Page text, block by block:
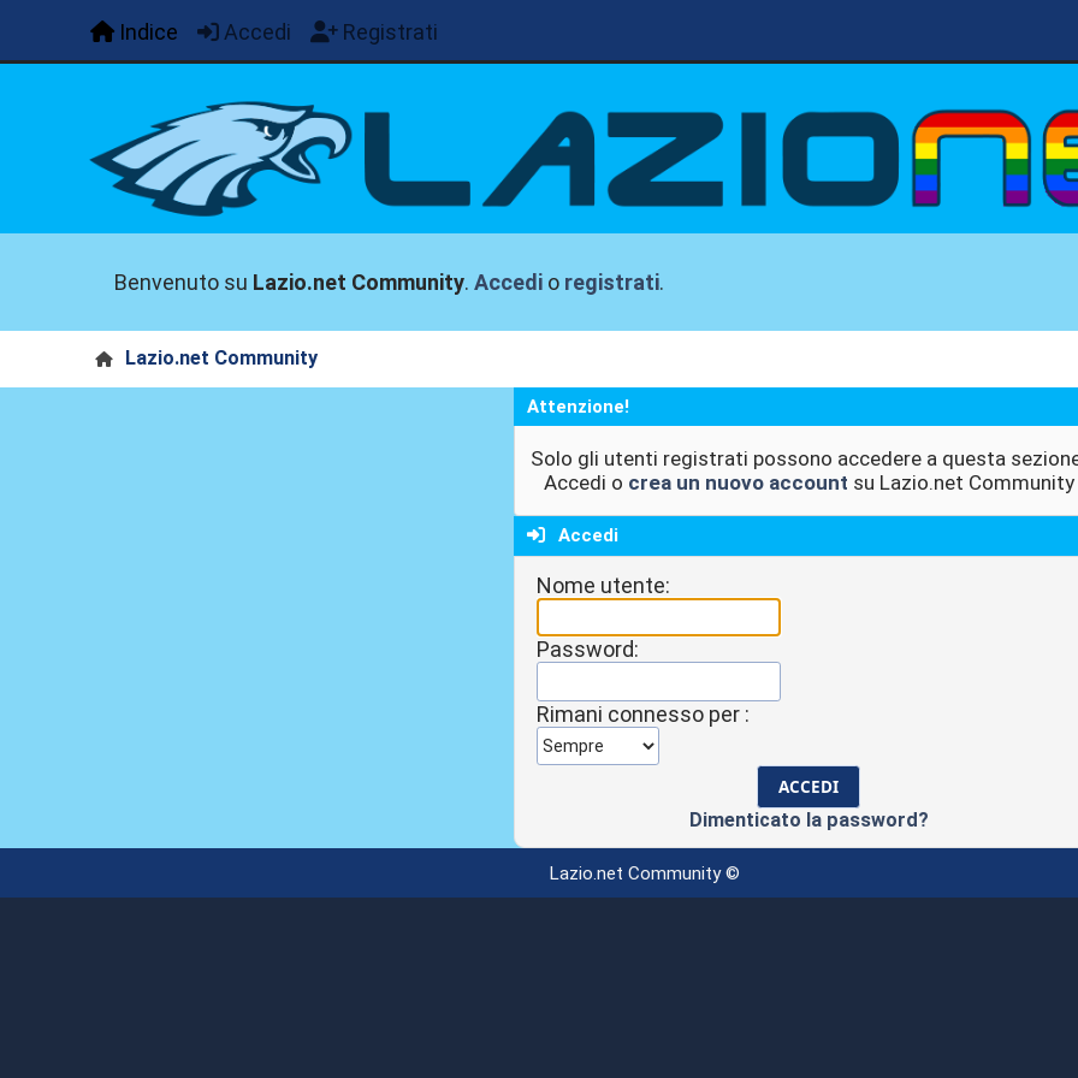
Indice Accedi Registrati
Benvenuto su Lazio.net Community.Accedi o registrati.
Lazio.net Community
Attenzione!
Solo gli utenti registrati possono accedere a questa
Accedi o crea un nuovo account su Lazio.net Community
Accedi
Nome utente:
Password:
Rimani connesso per :
Dimenticato la password?
Lazio.net Community ©